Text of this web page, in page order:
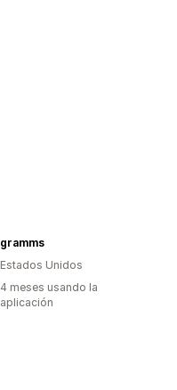
gramms
Estados Unidos
4 meses usando la
aplicación